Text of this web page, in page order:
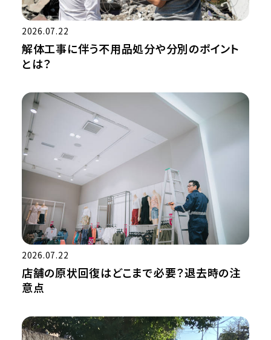
2026.07.22
解体工事に伴う不用品処分や分別のポイント
とは？
2026.07.22
店舗の原状回復はどこまで必要？退去時の注
意点